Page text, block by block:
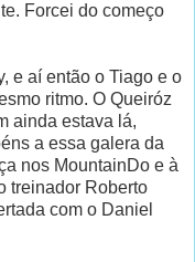
Forcei do começo
e aí então o Tiago e o
ritmo. O Queiróz
ainda estava lá,
a essa galera da
nos MountainDo e à
treinador Roberto
com o Daniel